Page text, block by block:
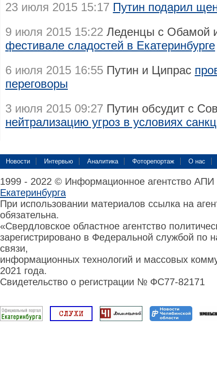
23 июля 2015 15:17 Путин подарил
9 июля 2015 15:22 Леденцы с Обамой
фестивале сладостей в Екатеринбурге
6 июля 2015 16:55 Путин и Ципрас
переговоры
3 июля 2015 09:27 Путин обсудит с
нейтрализацию угроз в условиях
Новости Интервью Аналитика Фоторепортаж О нас
1999 - 2022 © Информационное агентство
Екатеринбурга
При использовании материалов ссылка на
обязательна.
«Свердловское областное агентство
зарегистрировано в Федеральной службой по
связи,
информационных технологий и массовых
2021 года.
Свидетельство о регистрации № ФС77-82171